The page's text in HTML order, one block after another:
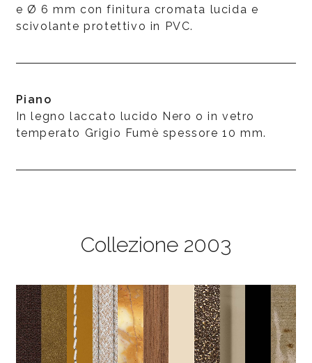
e Ø 6 mm con finitura cromata lucida e
scivolante protettivo in PVC.
Piano
In legno laccato lucido Nero o in vetro
temperato Grigio Fumè spessore 10 mm.
Collezione 2003